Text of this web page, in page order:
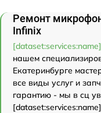
Ремонт
Infinix
нашем
Екатеринбурге
все виды услуг и
гарантию - мы в сц